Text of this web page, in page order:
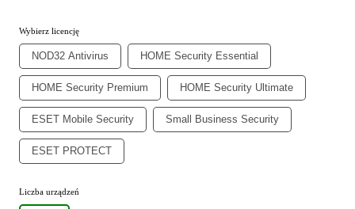
Wybierz licencję
NOD32 Antivirus HOME Security Essential
HOME Security Premium HOME Security Ultimate
ESET Mobile Security Small Business Security
ESET PROTECT
Liczba urządzeń